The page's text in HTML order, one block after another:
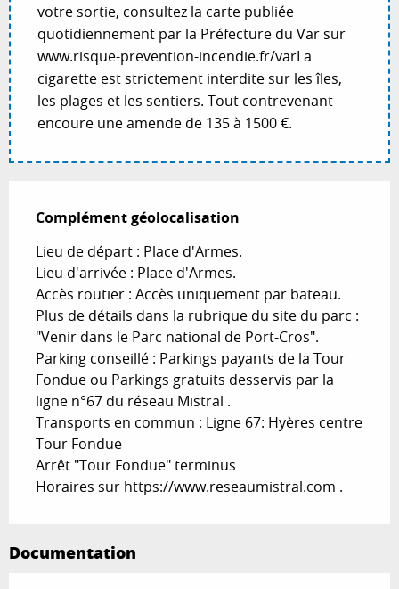
votre sortie, consultez la carte publiée
quotidiennement par la Préfecture du Var sur
www.risque-prevention-incendie.fr/varLa
cigarette est strictement interdite sur les îles,
les plages et les sentiers. Tout contrevenant
encoure une amende de 135 à 1500 €.
Complément géolocalisation
Complément géolocalisation
Lieu de départ : Place d'Armes.
Lieu d'arrivée : Place d'Armes.
Accès routier : Accès uniquement par bateau.
Plus de détails dans la rubrique du site du parc :
"Venir dans le Parc national de Port-Cros".
Parking conseillé : Parkings payants de la Tour
Fondue ou Parkings gratuits desservis par la
ligne n°67 du réseau Mistral .
Transports en commun : Ligne 67: Hyères centre
Tour Fondue
Arrêt "Tour Fondue" terminus
Horaires sur https://www.reseaumistral.com .
Documentation